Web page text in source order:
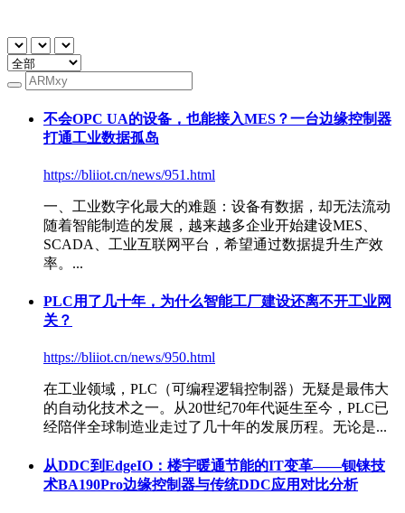
不会OPC UA的设备，也能接入MES？一台边缘控制器
打通工业数据孤岛
https://bliiot.cn/news/951.html
一、工业数字化最大的难题：设备有数据，却无法流动
随着智能制造的发展，越来越多企业开始建设MES、
SCADA、工业互联网平台，希望通过数据提升生产效
率。...
PLC用了几十年，为什么智能工厂建设还离不开工业网
关？
https://bliiot.cn/news/950.html
在工业领域，PLC（可编程逻辑控制器）无疑是最伟大
的自动化技术之一。从20世纪70年代诞生至今，PLC已
经陪伴全球制造业走过了几十年的发展历程。无论是...
从DDC到EdgeIO：楼宇暖通节能的IT变革——钡铼技
术BA190Pro边缘控制器与传统DDC应用对比分析